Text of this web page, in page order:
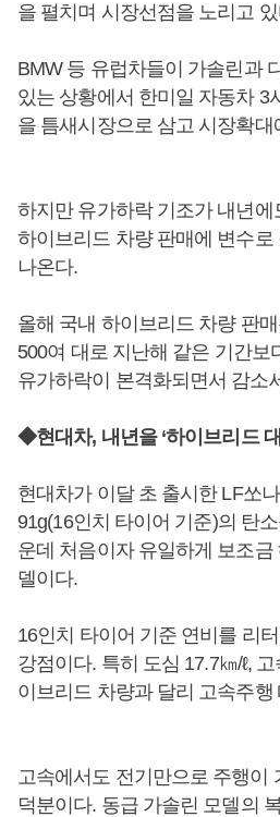
을 펼치며 시장선점을 노리고
BMW 등 유럽차들이 가솔린과
있는 상황에서 한미일 자동차 3
을 틈새시장으로 삼고 시장확
하지만 유가하락 기조가 내년에
하이브리드 차량 판매에 변수
나온다.
올해 국내 하이브리드 차량 판
500여 대로 지난해 같은 기간보
유가하락이 본격화되면서 감소
◆현대차, 내년을 ‘하이브리드
현대차가 이달 초 출시한 LF쏘
91g(16인치 타이어 기준)의 탄
운데 처음이자 유일하게 보조
델이다.
16인치 타이어 기준 연비를 리
강점이다. 특히 도심 17.7㎞/ℓ,
이브리드 차량과 달리 고속주행
고속에서도 전기만으로 주행이
덕분이다. 동급 가솔린 모델의